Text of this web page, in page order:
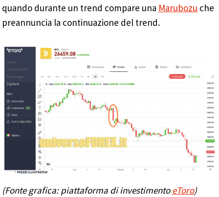
quando durante un trend compare una Marubozu che
preannuncia la continuazione del trend.
(Fonte grafica: piattaforma di investimentoeToro)